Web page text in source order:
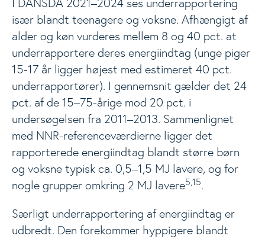
I DANSDA 2021–2024 ses underrapportering
især blandt teenagere og voksne. Afhængigt af
alder og køn vurderes mellem 8 og 40 pct. at
underrapportere deres energiindtag (unge piger
15-17 år ligger højest med estimeret 40 pct.
underrapportører). I gennemsnit gælder det 24
pct. af de 15–75-årige mod 20 pct. i
undersøgelsen fra 2011–2013. Sammenlignet
med NNR-referenceværdierne ligger det
rapporterede energiindtag blandt større børn
og voksne typisk ca. 0,5–1,5 MJ lavere, og for
nogle grupper omkring 2 MJ lavere5,15.
Særligt underrapportering af energiindtag er
udbredt. Den forekommer hyppigere blandt